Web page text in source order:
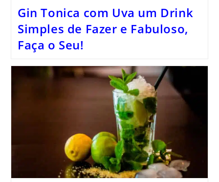
Gin Tonica com Uva um Drink
Simples de Fazer e Fabuloso,
Faça o Seu!